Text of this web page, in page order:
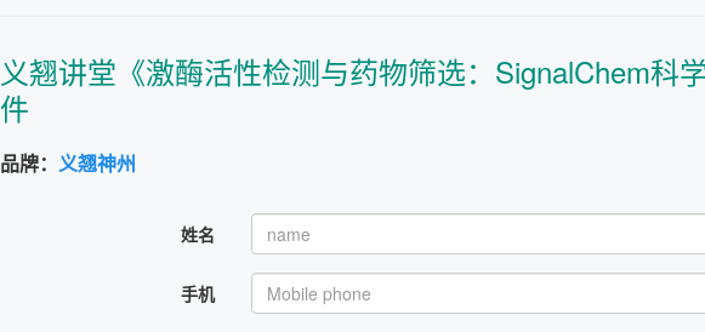
义翘讲堂《激酶活性检测与药物筛选：SignalChem科
件
品牌： 义翘神州
姓名
手机